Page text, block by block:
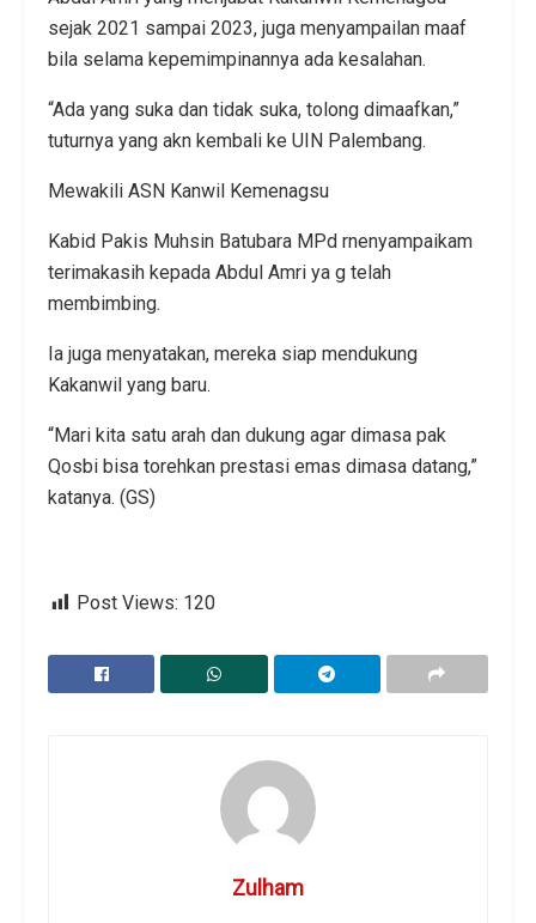
sejak 2021 sampai 2023, juga menyampailan maaf
bila selama kepemimpinannya ada kesalahan.
“Ada yang suka dan tidak suka, tolong dimaafkan,”
tuturnya yang akn kembali ke UIN Palembang.
Mewakili ASN Kanwil Kemenagsu
Kabid Pakis Muhsin Batubara MPd rnenyampaikam
terimakasih kepada Abdul Amri ya g telah
membimbing.
Ia juga menyatakan, mereka siap mendukung
Kakanwil yang baru.
“Mari kita satu arah dan dukung agar dimasa pak
Qosbi bisa torehkan prestasi emas dimasa datang,”
katanya. (GS)
Post Views: 120
Zulham